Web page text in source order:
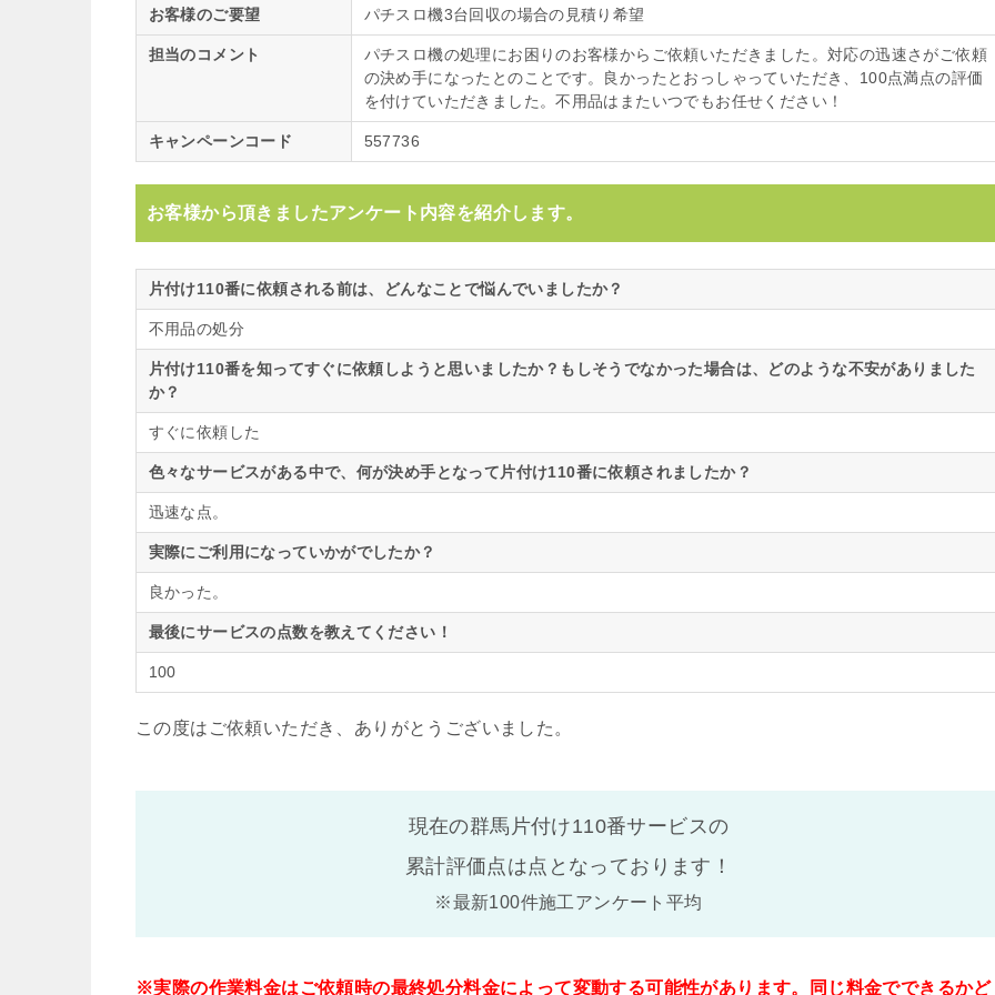
お客様のご要望 パチスロ機3台回収の場合の見積り希望
担当のコメント
パチスロ機の処理にお困りのお客様からご依頼いただきました。対応の迅速さがご依頼
の決め手になったとのことです。良かったとおっしゃっていただき、100点満点の評価
を付けていただきました。不用品はまたいつでもお任せください！
キャンペーンコード 557736
お客様から頂きましたアンケート内容を紹介します。
片付け110番に依頼される前は、どんなことで悩んでいましたか？
不用品の処分
片付け110番を知ってすぐに依頼しようと思いましたか？もしそうでなかった場合は、どのような不安がありました
か？
すぐに依頼した
色々なサービスがある中で、何が決め手となって片付け110番に依頼されましたか？
迅速な点。
実際にご利用になっていかがでしたか？
良かった。
最後にサービスの点数を教えてください！
100
この度はご依頼いただき、ありがとうございました。
現在の群馬片付け110番サービスの
累計評価点は点となっております！
※最新100件施工アンケート平均
※実際の作業料金はご依頼時の最終処分料金によって変動する可能性があります。同じ料金でできるかど